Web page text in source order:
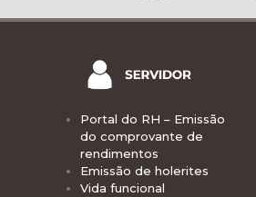
Portal do RH – Emissão
do comprovante de
rendimentos
Emissão de holerites
Vida funcional